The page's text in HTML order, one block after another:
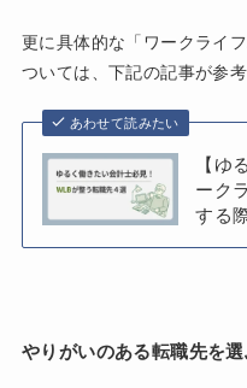
更に具体的な「ワークライ
ついては、下記の記事が参考
あわせて読みたい
【ゆ
ーク
する
やりがいのある転職先を